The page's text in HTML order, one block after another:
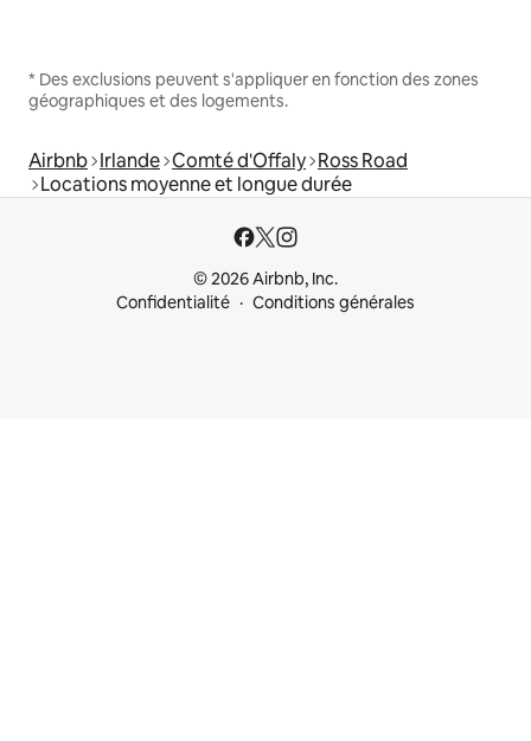
* Des exclusions peuvent s'appliquer en fonction des zones
géographiques et des logements.
Airbnb Irlande Comté d'Offaly Ross Road
Locations moyenne et longue durée
© 2026 Airbnb, Inc.
Confidentialité
Conditions générales